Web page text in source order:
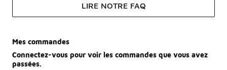
LIRE NOTRE FAQ
Mes commandes
Connectez-vous pour voir les commandes que vous avez
passées.